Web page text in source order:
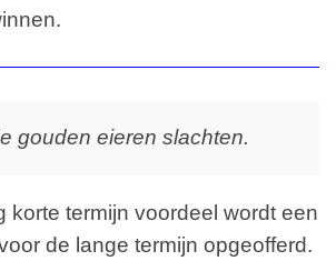
gouden eieren slachten.
korte termijn voordeel wordt een
de lange termijn opgeofferd.